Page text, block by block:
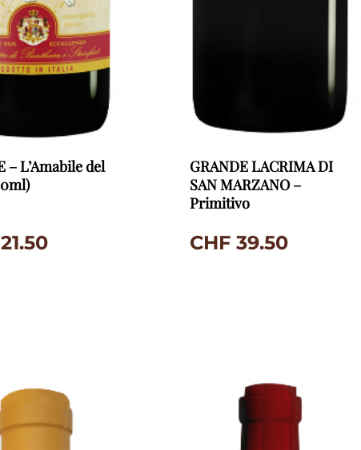
– L’Amabile del
GRANDE LACRIMA DI
SAN MARZANO –
Primitivo
CHF39.50